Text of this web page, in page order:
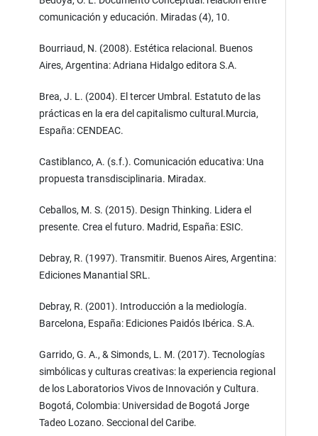
comunicación y educación. Miradas (4), 10.
Bourriaud, N. (2008). Estética relacional. Buenos
Aires, Argentina: Adriana Hidalgo editora S.A.
Brea, J. L. (2004). El tercer Umbral. Estatuto de las
prácticas en la era del capitalismo cultural.Murcia,
España: CENDEAC.
Castiblanco, A. (s.f.). Comunicación educativa: Una
propuesta transdisciplinaria. Miradax.
Ceballos, M. S. (2015). Design Thinking. Lidera el
presente. Crea el futuro. Madrid, España: ESIC.
Debray, R. (1997). Transmitir. Buenos Aires, Argentina:
Ediciones Manantial SRL.
Debray, R. (2001). Introducción a la mediología.
Barcelona, España: Ediciones Paidós Ibérica. S.A.
Garrido, G. A., & Simonds, L. M. (2017). Tecnologías
simbólicas y culturas creativas: la experiencia regional
de los Laboratorios Vivos de Innovación y Cultura.
Bogotá, Colombia: Universidad de Bogotá Jorge
Tadeo Lozano. Seccional del Caribe.